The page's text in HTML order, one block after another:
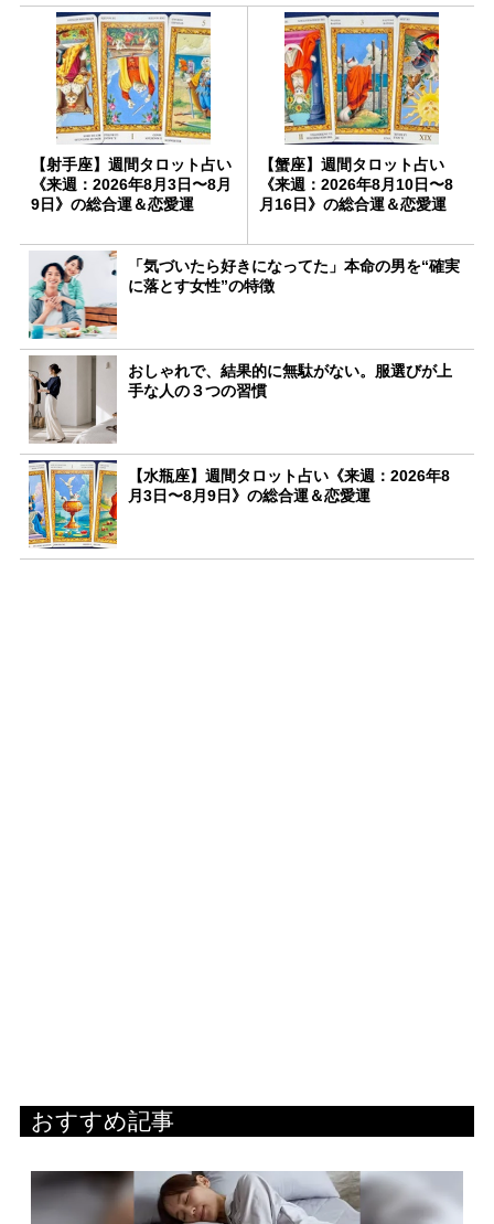
【射手座】週間タロット占い
《来週：2026年8月3日〜8月
9日》の総合運＆恋愛運
【蟹座】週間タロット占い
《来週：2026年8月10日〜8
月16日》の総合運＆恋愛運
「気づいたら好きになってた」本命の男を“確実
に落とす女性”の特徴
おしゃれで、結果的に無駄がない。服選びが上
手な人の３つの習慣
【水瓶座】週間タロット占い《来週：2026年8
月3日〜8月9日》の総合運＆恋愛運
おすすめ記事